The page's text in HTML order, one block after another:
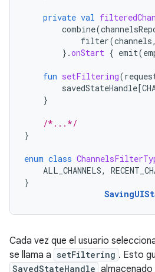
private val
combine(
filter(channels,
}.onStart { emit(
fun setFiltering(
savedStateHandle[
}
/*...*/
}
enum class
ALL_CHANNELS,
}
Cada vez que el usuario
se llama a setFiltering . Esto
SavedStateHandle